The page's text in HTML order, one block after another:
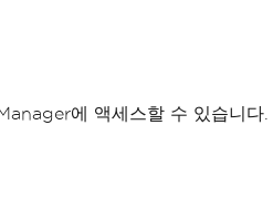
에 액세스할 수 있습니다.